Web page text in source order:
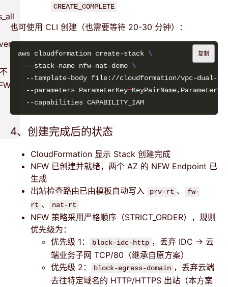
CREATE_COMPLETE
也可使用 CLI 创建（也需要等待 20-30 分钟）：
aws cloudformation create-stack
  --stack-name nfw-nat-demo
--template-body file://cloudformation/vpc-dual-
  --parameters ParameterKey
=
复制
4、创建完成后的状态
CloudFormation 显示 Stack 创建完成
NFW 已创建并就绪，两个 AZ 的 NFW Endpoint 已
生成
出站检查路由已由模板自动写入
prv-rt 、
fw-
rt 、 nat-rt
NFW 策略采用严格顺序（STRICT_ORDER），规则
优先级为：
优先级 1：
block-idc-http ，丢弃 IDC → 云
端业务子网 TCP/80（继承自原方案）
优先级 2：
block-egress-domain ，丢弃云端
去往特定域名的 HTTP/HTTPS 出站（本方案